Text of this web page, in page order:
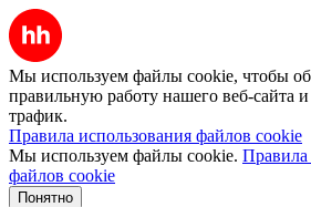
Мы используем файлы cookie, чтобы
правильную работу нашего веб-сайта и
трафик.
Правила использования файлов cookie
Мы используем файлы cookie. Правила
файлов cookie
Понятно